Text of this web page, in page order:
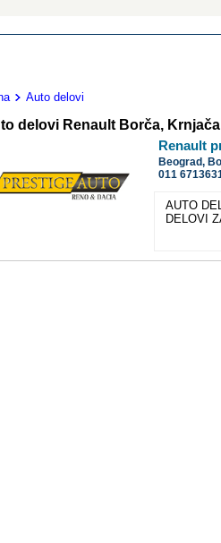
Auto delovi
delovi Renault Borča,
Renault
Beograd,
011
AUTO
DELOVI